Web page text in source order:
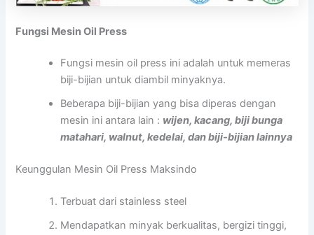
Fungsi Mesin Oil Press
Fungsi mesin oil press ini adalah untuk memeras
biji-bijian untuk diambil minyaknya.
Beberapa biji-bijian yang bisa diperas dengan
mesin ini antara lain : wijen, kacang, biji bunga
matahari, walnut, kedelai, dan biji-bijian lainnya
Keunggulan Mesin Oil Press Maksindo
Terbuat dari stainless steel
Mendapatkan minyak berkualitas, bergizi tinggi,